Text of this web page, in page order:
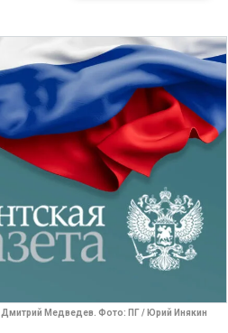
Дмитрий Медведев. Фото: ПГ / Юрий Инякин